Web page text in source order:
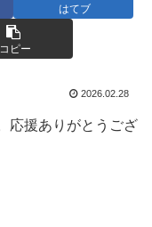
はてブ
コピー
2026.02.28
応援ありがとうござ